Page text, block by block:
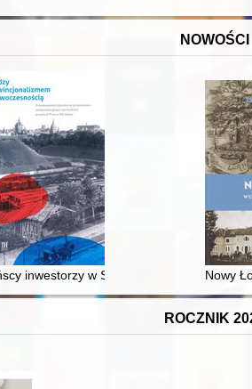
NOWOŚCI
XVI-wiecznej Rzeczypospolitej
inwestorzy w Sopocie : prestiż Nowy
ROCZNIK